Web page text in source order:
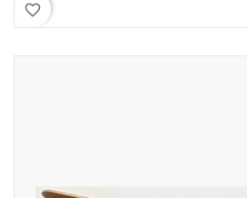
favorite_border